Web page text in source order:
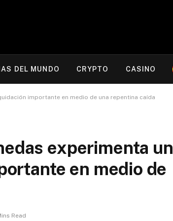
DEL MUNDO CRYPTO CASINO
importante en medio de una repentina caída
experimenta un
en medio de
Read